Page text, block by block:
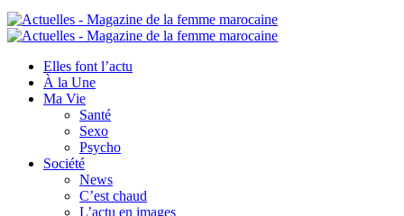
Elles font l’actu
À la Une
Ma Vie
Santé
Sexo
Psycho
Société
News
C’est chaud
L’actu en images